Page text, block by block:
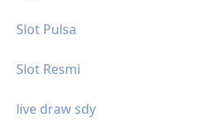
Slot Pulsa
Slot Resmi
live draw sdy